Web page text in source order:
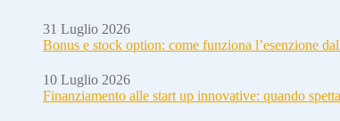
31 Luglio 2026
Bonus e stock option: come funziona l’esenzione
10 Luglio 2026
Finanziamento alle start up innovative: quando